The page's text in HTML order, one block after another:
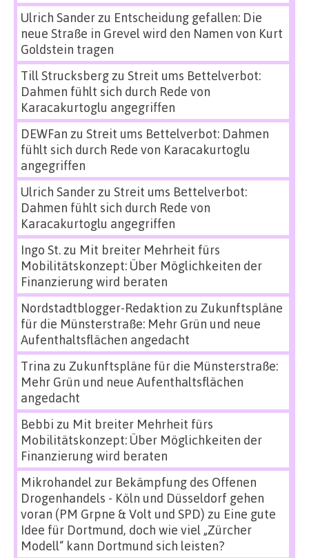
Ulrich Sanderzu Entscheidung gefallen: Die
neue Straße in Grevel wird den Namen von Kurt
Goldstein tragen
Till Strucksbergzu Streit ums Bettelverbot:
Dahmen fühlt sich durch Rede von
Karacakurtoglu angegriffen
DEWFan zu Streit ums Bettelverbot: Dahmen
fühlt sich durch Rede von Karacakurtoglu
angegriffen
Ulrich Sanderzu Streit ums Bettelverbot:
Dahmen fühlt sich durch Rede von
Karacakurtoglu angegriffen
Ingo St.zu Mit breiter Mehrheit fürs
Mobilitätskonzept: Über Möglichkeiten der
Finanzierung wird beraten
Nordstadtblogger-Redaktion zu Zukunftspläne
für die Münsterstraße: Mehr Grün und neue
Aufenthaltsflächen angedacht
Trina zu Zukunftspläne für die Münsterstraße:
Mehr Grün und neue Aufenthaltsflächen
angedacht
Bebbi zu Mit breiter Mehrheit fürs
Mobilitätskonzept: Über Möglichkeiten der
Finanzierung wird beraten
Mikrohandel zur Bekämpfung des Offenen
Drogenhandels - Köln und Düsseldorf gehen
voran (PM Grpne & Volt und SPD) zu Eine gute
Idee für Dortmund, doch wie viel „Zürcher
Modell“ kann Dortmund sich leisten?